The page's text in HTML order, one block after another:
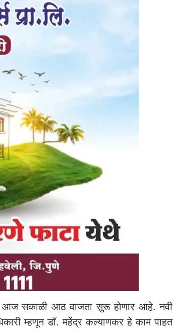
आज सकाळी आठ वाजता सुरू होणार आहे. नवी
म्हणून डॉ. महेंद्र कल्याणकर हे काम पाहत